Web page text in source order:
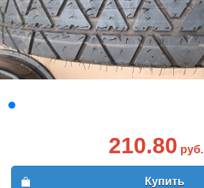
210.80 руб.
Купить